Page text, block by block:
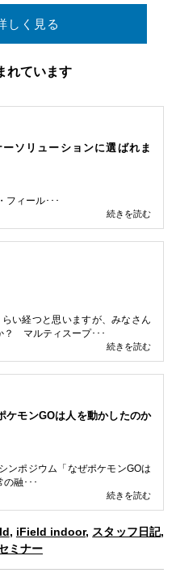
しく見る
れています
ソリューションに選ばれま
フィール･･･
続きを読む
い経つと思いますが、みなさん
？ マルティスープ･･･
続きを読む
ケモンGOは人を動かしたのか
ンポジウム「なぜポケモンGOは
融･･･
続きを読む
, iField indoor, スタッフ日記,
ミナー